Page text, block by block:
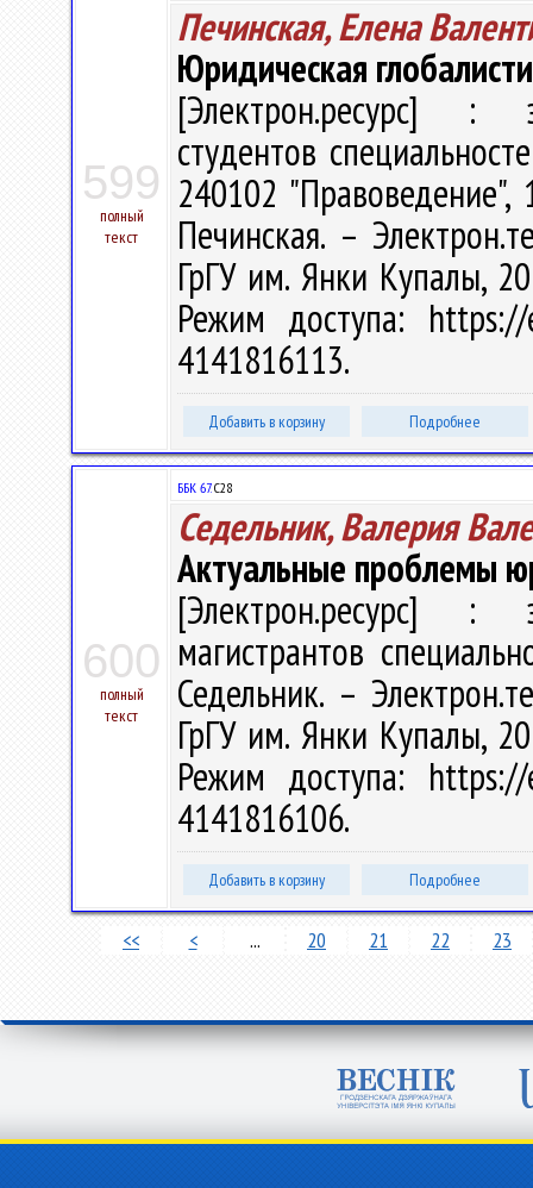
599
полный
текст
Печинская, Елена
Юридическая
[Электрон.ресурс] :
студентов
240102
Печинская. –
ГрГУ им. Янки Купалы,
Режим доступа:
4141816113.
Добавить в корзину Подробнее
600
полный
текст
ББК 67.С28
Седельник, Валерия
Актуальные проблемы
[Электрон.ресурс] :
магистрантов
Седельник. –
ГрГУ им. Янки Купалы,
Режим доступа:
4141816106.
Добавить в корзину Подробнее
<< < ... 20 21 22 23